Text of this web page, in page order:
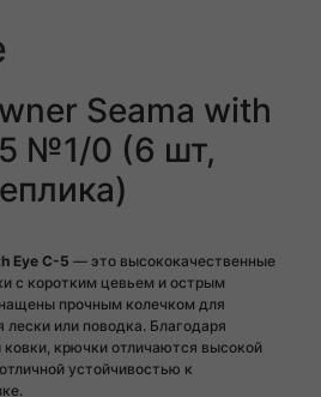
Seama with
№1/0 (6 шт,
Eye C-5 — это высококачественные
с коротким цевьем и острым
прочным колечком для
или поводка. Благодаря
ковки, крючки отличаются высокой
устойчивостью к